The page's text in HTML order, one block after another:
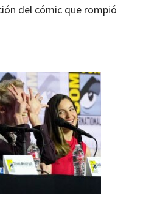
del cómic que rompió